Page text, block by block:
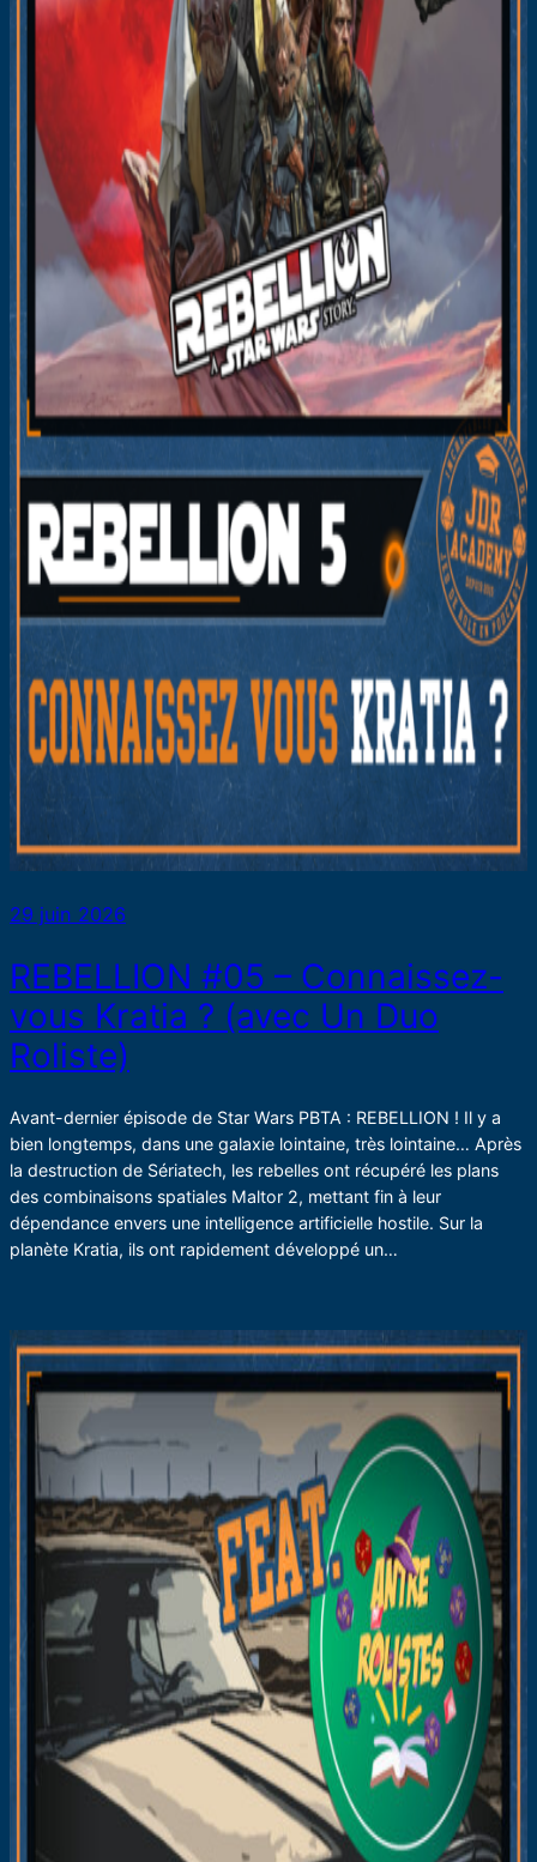
29 juin 2026
REBELLION #05 – Connaissez-
vous Kratia ? (avec Un Duo
Roliste)
Avant-dernier épisode de Star Wars PBTA : REBELLION ! Il y a
bien longtemps, dans une galaxie lointaine, très lointaine… Après
la destruction de Sériatech, les rebelles ont récupéré les plans
des combinaisons spatiales Maltor 2, mettant fin à leur
dépendance envers une intelligence artificielle hostile. Sur la
planète Kratia, ils ont rapidement développé un…